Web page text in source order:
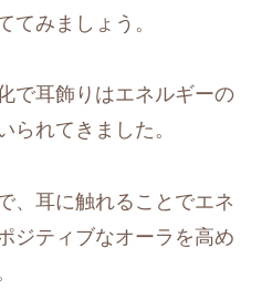
てみましょう。
で耳飾りはエネルギーの
られてきました。
、耳に触れることでエネ
ジティブなオーラを高め